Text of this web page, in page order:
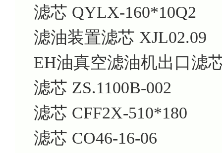
滤芯 QYLX-160*10Q2
滤油装置滤芯 XJL02.09
EH油真空滤油机出口滤
滤芯 ZS.1100B-002
滤芯 CFF2X-510*180
滤芯 CO46-16-06